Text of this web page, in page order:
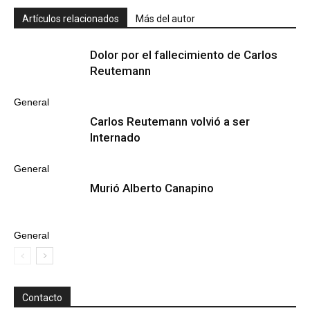
Artículos relacionados Más del autor
General
Dolor por el fallecimiento de Carlos
Reutemann
General
Carlos Reutemann volvió a ser
Internado
General
Murió Alberto Canapino
Contacto